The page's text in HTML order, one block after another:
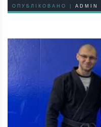
ОПУБЛІКОВАНО | ADMIN